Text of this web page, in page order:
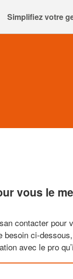
Simplifiez votre
vous le
contacter pour
besoin ci-
avec le pro